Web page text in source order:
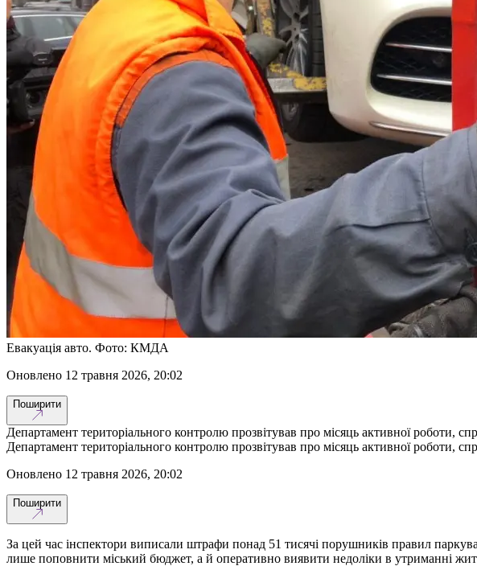
Евакуація авто. Фото: КМДА
оновлено 12 травня 2026, 20:02
Поширити
Департамент територіального контролю прозвітував про місяць активної роботи,
Департамент територіального контролю прозвітував про місяць активної роботи,
оновлено 12 травня 2026, 20:02
Поширити
За цей час інспектори виписали штрафи понад 51 тисячі порушників правил
лише поповнити міський бюджет, а й оперативно виявити недоліки в утриманні